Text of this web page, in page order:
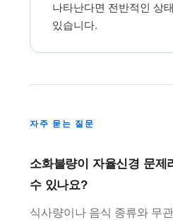
나타난다면 전반적인 상
있습니다.
자주 묻는 질문
소화불량이 자율신경 문제
수 있나요?
식사량이나 음식 종류와 무